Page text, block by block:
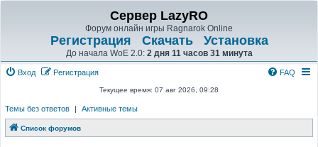
Сервер LazyRO
Форум онлайн игры Ragnarok Online
Регистрация Скачать Установка
До начала WoE 2.0: 2 дня 11 часов 31 минута
Вход Регистрация FAQ
Текущее время: 07 авг 2026, 09:28
Темы без ответов | Активные темы
Список форумов